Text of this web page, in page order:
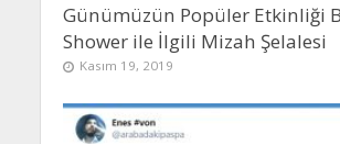
Günümüzün Popüler Etkinliği
Shower ile İlgili Mizah Şelalesi
Kasım 19, 2019